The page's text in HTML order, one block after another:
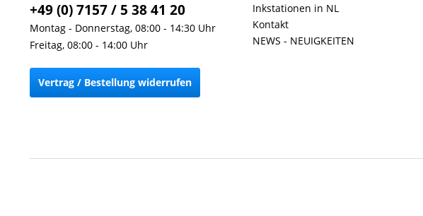
+49 (0) 7157 / 5 38 41 20
Montag - Donnerstag, 08:00 - 14:30 Uhr
Freitag, 08:00 - 14:00 Uhr
Vertrag / Bestellung widerrufen
Inkstationen in NL
Kontakt
NEWS - NEUIGKEITEN